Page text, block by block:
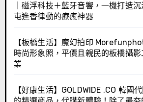
｜磁浮科技＋藍牙音響，一機打造
屯進香律動的療癒神器
【板橋生活】魔幻拍印
時尚形象照，平價且親民的板橋攝
業
【好康生活】GOLDWIDE .CO 韓國